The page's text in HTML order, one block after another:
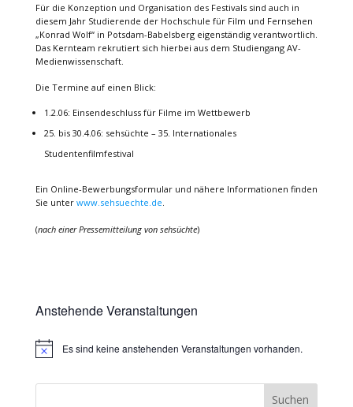
Für die Konzeption und Organisation des Festivals sind auch in
diesem Jahr Studierende der Hochschule für Film und Fernsehen
„Konrad Wolf“ in Potsdam-Babelsberg eigenständig verantwortlich.
Das Kernteam rekrutiert sich hierbei aus dem Studiengang AV-
Medienwissenschaft.
Die Termine auf einen Blick:
1.2.06: Einsendeschluss für Filme im Wettbewerb
25. bis 30.4.06: sehsüchte – 35. Internationales
Studentenfilmfestival
Ein Online-Bewerbungsformular und nähere Informationen finden
Sie unter www.sehsuechte.de.
(nach einer Pressemitteilung von sehsüchte)
Anstehende Veranstaltungen
HinweisEs sind keine anstehenden Veranstaltungen vorhanden.